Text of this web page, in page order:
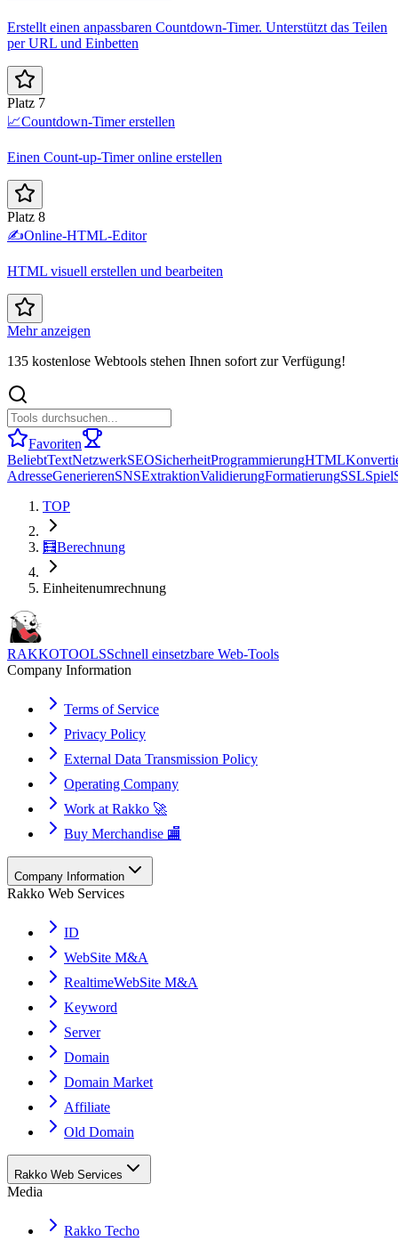
Erstellt einen anpassbaren Countdown-Timer. Unterstützt das Teilen
per URL und Einbetten
Platz 7
📈Countdown-Timer erstellen
Einen Count-up-Timer online erstellen
Platz 8
✍️Online-HTML-Editor
HTML visuell erstellen und bearbeiten
Mehr anzeigen
135 kostenlose Webtools stehen Ihnen sofort zur Verfügung!
Favoriten
BeliebtTextNetzwerkSEOSicherheitProgrammierungHTML
AdresseGenerierenSNSExtraktionValidierungFormatierungSSLSpiel
TOP
🧮Berechnung
Einheitenumrechnung
RAKKOTOOLSSchnell einsetzbare Web-Tools
Company Information
Terms of Service
Privacy Policy
External Data Transmission Policy
Operating Company
Work at Rakko 🚀
Buy Merchandise 🏬
Company Information
Rakko Web Services
ID
WebSite M&A
RealtimeWebSite M&A
Keyword
Server
Domain
Domain Market
Affiliate
Old Domain
Rakko Web Services
Media
Rakko Techo